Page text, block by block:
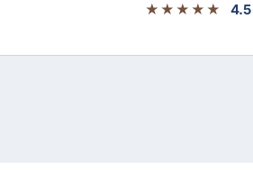
★★★★★ 4.5